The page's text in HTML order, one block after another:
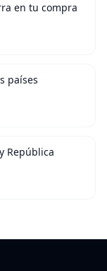
en tu compra
países
República